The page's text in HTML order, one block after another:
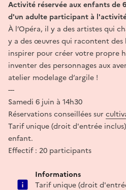
Activité réservée aux enfants de
d'un adulte participant à
À l’Opéra, il y a des artistes qui
y a des œuvres qui racontent des
inspirer pour créer votre propre
inventer des personnages aux
atelier modelage d’argile !
---
Samedi 6 juin à 14h30
Réservations conseillées sur
Tarif unique (droit d'entrée
enfant.
Effectif : 20 participants
Informations
Tarif unique (droit